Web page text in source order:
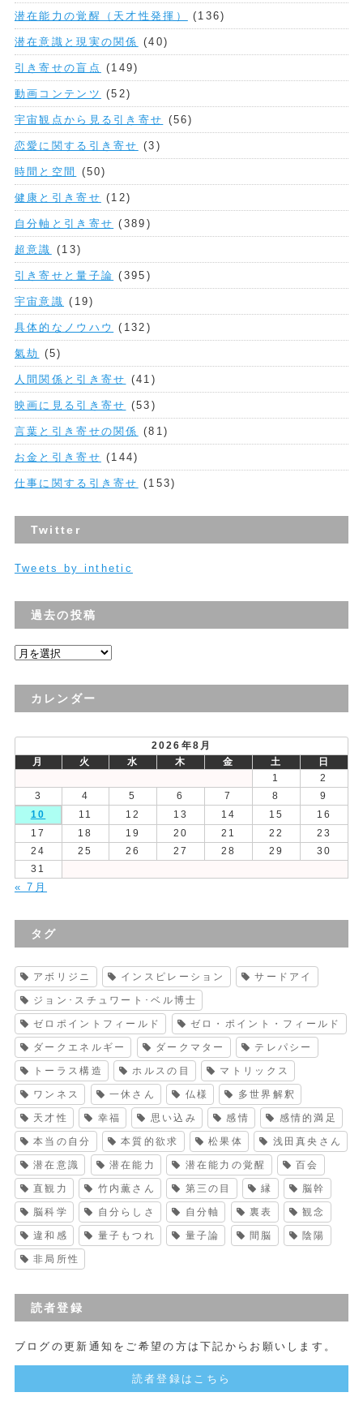
潜在能力の覚醒（天才性発揮） (136)
潜在意識と現実の関係 (40)
引き寄せの盲点 (149)
動画コンテンツ (52)
宇宙観点から見る引き寄せ (56)
恋愛に関する引き寄せ (3)
時間と空間 (50)
健康と引き寄せ (12)
自分軸と引き寄せ (389)
超意識 (13)
引き寄せと量子論 (395)
宇宙意識 (19)
具体的なノウハウ (132)
氣劫 (5)
人間関係と引き寄せ (41)
映画に見る引き寄せ (53)
言葉と引き寄せの関係 (81)
お金と引き寄せ (144)
仕事に関する引き寄せ (153)
Twitter
Tweets by inthetic
過去の投稿
過
の
カレンダー
2026年8月
月
火 水 木 金 土
日
1
2
3
4 5 6 7 8
9
10
11 12 13 14 15
16
17
18 19 20 21 22
23
24
25 26 27 28 29
30
31
« 7月
タグ
アボリジニ インスピレーション サードアイ
ジョン･スチュワート･ベル博士
ゼロポイントフィールド ゼロ・ポイント・フィールド
ダークエネルギー ダークマター テレパシー
トーラス構造 ホルスの目 マトリックス
ワンネス 一休さん 仏様 多世界解釈
天才性 幸福 思い込み 感情 感情的満足
本当の自分 本質的欲求 松果体 浅田真央さん
潜在意識 潜在能力 潜在能力の覚醒 百会
直観力 竹内薫さん 第三の目 縁 脳幹
脳科学 自分らしさ 自分軸 裏表 観念
違和感 量子もつれ 量子論 間脳 陰陽
非局所性
読者登録
ブログの更新通知をご希望の方は下記からお願いします。
読者登録はこちら